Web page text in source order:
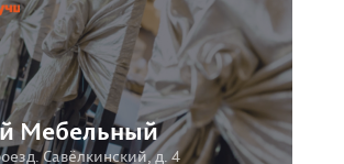
Мебельный
Савёлкинский, д. 4